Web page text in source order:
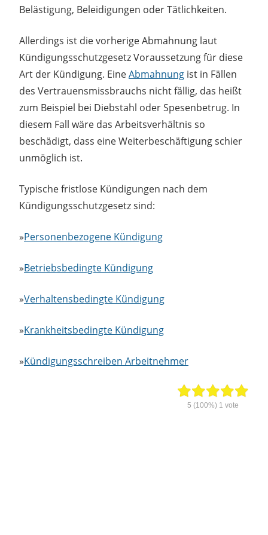
Belästigung, Beleidigungen oder Tätlichkeiten.
Allerdings ist die vorherige Abmahnung laut
Kündigungsschutzgesetz Voraussetzung für diese
Art der Kündigung. EineAbmahnung ist in Fällen
des Vertrauensmissbrauchs nicht fällig, das heißt
zum Beispiel bei Diebstahl oder Spesenbetrug. In
diesem Fall wäre das Arbeitsverhältnis so
beschädigt, dass eine Weiterbeschäftigung schier
unmöglich ist.
Typische fristlose Kündigungen nach dem
Kündigungsschutzgesetz sind:
»Personenbezogene Kündigung
»Betriebsbedingte Kündigung
»Verhaltensbedingte Kündigung
»Krankheitsbedingte Kündigung
»Kündigungsschreiben Arbeitnehmer
5 (100%) 1 vote